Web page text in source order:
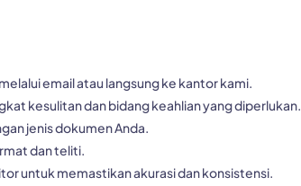
email atau langsung ke kantor kami.
kesulitan dan bidang keahlian yang diperlukan.
jenis dokumen Anda.
dan teliti.
untuk memastikan akurasi dan konsistensi.